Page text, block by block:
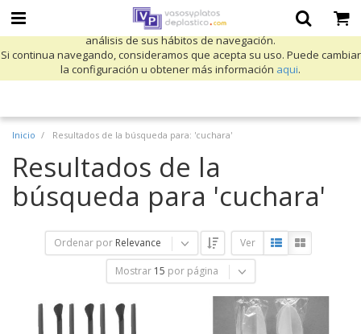
Utilizamos cookies propias y de terceros para mejorar nuestros servicios
y mostrarle publicidad relacionada con sus preferencias mediante el
análisis de sus hábitos de navegación.
Si continua navegando, consideramos que acepta su uso. Puede cambiar
la configuración u obtener más información aqui.
Inicio Resultados de la búsqueda para: 'cuchara'
Resultados de la
búsqueda para 'cuchara'
Ordenar por Relevance Ver
Mostrar 15 por página